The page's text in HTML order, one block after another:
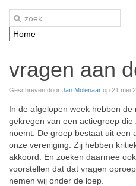
vragen aan
Geschreven door Jan Molenaar op 21 mei
In de afgelopen week hebben
gekregen van een actiegroep
noemt. De groep bestaat uit een
onze vereniging. Zij hebben
akkoord. En zoeken daarmee
voorstellen dat dat vragen
nemen wij onder de loep.